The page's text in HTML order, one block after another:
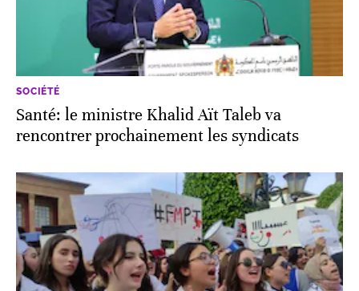
SOCIÉTÉ
Santé: le ministre Khalid Aït Taleb va
rencontrer prochainement les syndicats